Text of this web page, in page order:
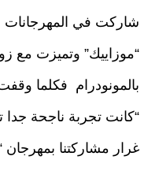
شاركت في المهرجانات
“موزاييك” وتميزت مع
بالمونودرام فكلما
“كانت تجربة ناجحة جدا
غرار مشاركتنا بمهرجان